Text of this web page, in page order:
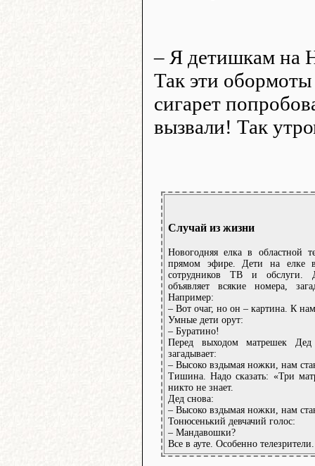
– Я детишкам на
Так эти
сигарет
вызвали! Так
Случай из жизни
Новогодняя елка в областной
прямом эфире. Дети на елке
сотрудников ТВ и обслуги.
объявляет всякие номера,
Например:
– Вот очаг, но он – картина. К
Умные дети орут:
– Буратино!
Перед выходом матрешек Дед
загадывает:
– Высоко вздымая ножки, нам
Тишина. Надо сказать: «Три
никто не знает.
Дед снова:
– Высоко вздымая ножки, нам
Тонюсенький девчачий голос:
– Мандавошки?
Все в ауте. Особенно телезрители.